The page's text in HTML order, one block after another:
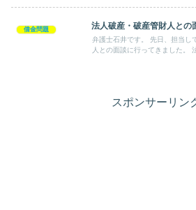
借金問題 法人破産・破産管財人との
弁護士石井です。 先日、担当している法人破産事件で、破産管財
人との面談
スポンサーリン